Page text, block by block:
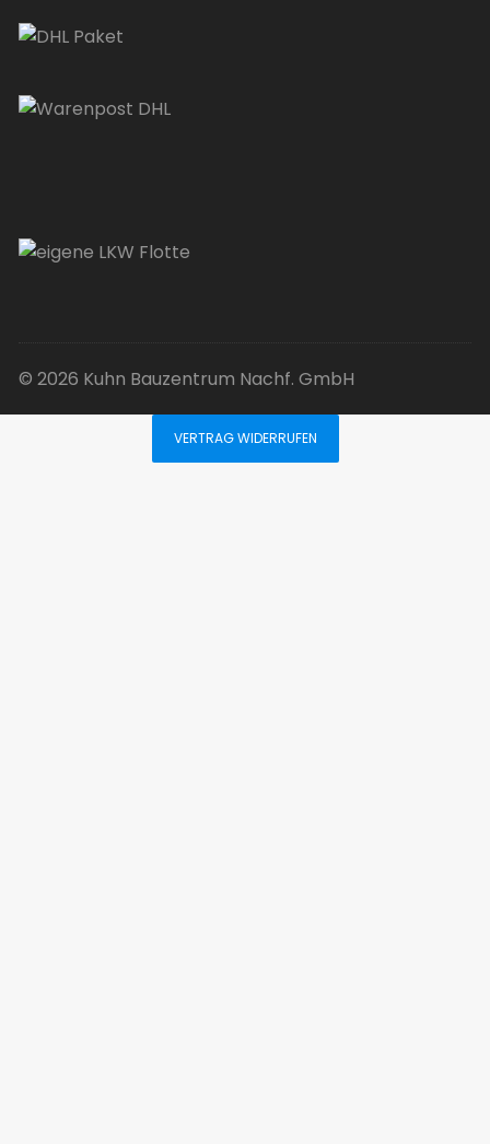
© 2026 Kuhn Bauzentrum Nachf. GmbH
VERTRAG WIDERRUFEN